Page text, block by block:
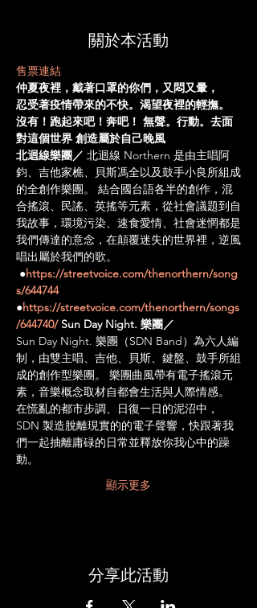
關於本活動
售票連結
仲夏夜裡，戴著口罩的你們，又悶又暈，
忍受著疫情帶來的不快。渴望夜裡的輕撫。
沒有！跑起來吧！奔吧！ 無聲。行動。去面
對這個世界 創造屬於自己晚風
北迴線樂團／ 北迴線 Northern 是由主唱阿
鈞、吉他家樵、貝斯馮全以及鼓手小良所組成
的全創作樂團。 結合國台語各半的創作，混
合搖滾、民謠、英搖等元素，從社會議題到自
我故事，環境污染、速食愛情、社會迷惘都是
我們傳達的意念，在顛覆迷失的世界裡，逆風
唱出屬於我們的歌。
●https://streetvoice.com/thenorthern/song
s/644744
●https://streetvoice.com/thenorthern/songs
/644740/ Sun Day Night. 樂團／
Sun Day Night. 樂團（SDN Band）為六人編
制，由雙主唱、吉他、貝斯、鍵盤、鼓手所組
成的創作型樂團。 樂團曲風帶有電子搖滾元
素，音樂概念取材自都會生活與人際情感。
在慌亂的都市步調、日復一日的泥沼中，
SDN 製造脫離現實的的電子聲響，快跟著我
們一起抽離庸碌的日常並釋放你我心中的躁
動。
顯示更多
分享此活動